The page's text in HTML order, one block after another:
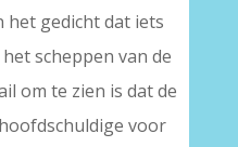
gedicht dat iets
scheppen van de
om te zien is dat de
voor